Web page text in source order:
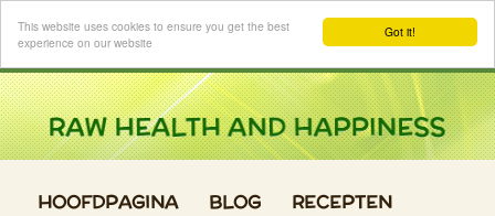
Got it!
This website uses cookies to ensure you get the best
experience on our website
Login
HOOFDPAGINA BLOG
RECEPTEN